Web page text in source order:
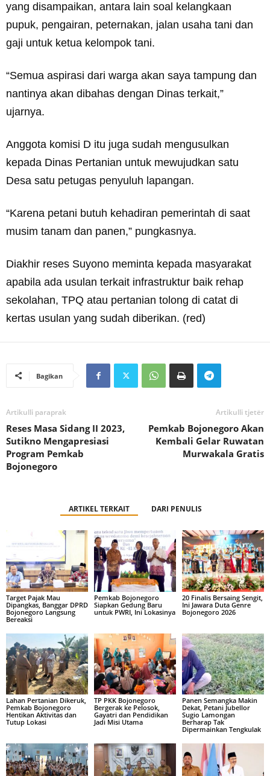
yang disampaikan, antara lain soal kelangkaan
pupuk, pengairan, peternakan, jalan usaha tani dan
gaji untuk ketua kelompok tani.
“Semua aspirasi dari warga akan saya tampung dan
nantinya akan dibahas dengan Dinas terkait,”
ujarnya.
Anggota komisi D itu juga sudah mengusulkan
kepada Dinas Pertanian untuk mewujudkan satu
Desa satu petugas penyuluh lapangan.
“Karena petani butuh kehadiran pemerintah di saat
musim tanam dan panen,” pungkasnya.
Diakhir reses Suyono meminta kepada masyarakat
apabila ada usulan terkait infrastruktur baik rehap
sekolahan, TPQ atau pertanian tolong di catat di
kertas usulan yang sudah diberikan. (red)
Bagikan
Artikulli paraprak
Reses Masa Sidang II 2023,
Sutikno Mengapresiasi
Program Pemkab
Bojonegoro
Artikulli tjetër
Pemkab Bojonegoro Akan
Kembali Gelar Ruwatan
Murwakala Gratis
ARTIKEL TERKAIT DARI PENULIS
Target Pajak Mau
Dipangkas, Banggar DPRD
Bojonegoro Langsung
Bereaksi
Pemkab Bojonegoro
Siapkan Gedung Baru
untuk PWRI, Ini Lokasinya
20 Finalis Bersaing Sengit,
Ini Jawara Duta Genre
Bojonegoro 2026
Lahan Pertanian Dikeruk,
Pemkab Bojonegoro
Hentikan Aktivitas dan
Tutup Lokasi
TP PKK Bojonegoro
Bergerak ke Pelosok,
Gayatri dan Pendidikan
Jadi Misi Utama
Panen Semangka Makin
Dekat, Petani Jubellor
Sugio Lamongan
Berharap Tak
Dipermainkan Tengkulak